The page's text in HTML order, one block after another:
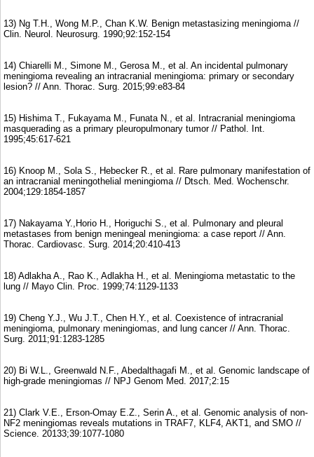
13) Ng T.H., Wong M.P., Chan K.W. Benign metastasizing meningioma //
Clin. Neurol. Neurosurg. 1990;92:152-154
14) Chiarelli M., Simone M., Gerosa M., et al. An incidental pulmonary
meningioma revealing an intracranial meningioma: primary or secondary
lesion? // Ann. Thorac. Surg. 2015;99:e83-84
15) Hishima T., Fukayama M., Funata N., et al. Intracranial meningioma
masquerading as a primary pleuropulmonary tumor // Pathol. Int.
1995;45:617-621
16) Knoop M., Sola S., Hebecker R., et al. Rare pulmonary manifestation of
an intracranial meningothelial meningioma // Dtsch. Med. Wochenschr.
2004;129:1854-1857
17) Nakayama Y.,Horio H., Horiguchi S., et al. Pulmonary and pleural
metastases from benign meningeal meningioma: a case report // Ann.
Thorac. Cardiovasc. Surg. 2014;20:410-413
18) Adlakha A., Rao K., Adlakha H., et al. Meningioma metastatic to the
lung // Mayo Clin. Proc. 1999;74:1129-1133
19) Cheng Y.J., Wu J.T., Chen H.Y., et al. Coexistence of intracranial
meningioma, pulmonary meningiomas, and lung cancer // Ann. Thorac.
Surg. 2011;91:1283-1285
20) Bi W.L., Greenwald N.F., Abedalthagafi M., et al. Genomic landscape of
high-grade meningiomas // NPJ Genom Med. 2017;2:15
21) Clark V.E., Erson-Omay E.Z., Serin A., et al. Genomic analysis of non-
NF2 meningiomas reveals mutations in TRAF7, KLF4, AKT1, and SMO //
Science. 20133;39:1077-1080